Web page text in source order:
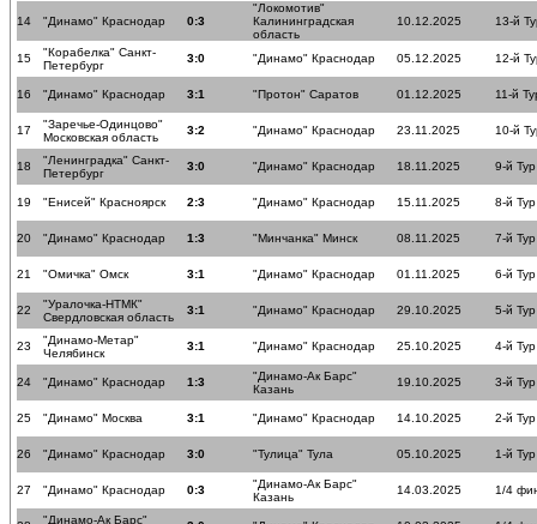
14 "Динамо" Краснодар 0:3
"Локомотив"
Калининградская
область
10.12.2025 13-й
15
"Корабелка" Санкт-
Петербург
3:0 "Динамо" Краснодар 05.12.2025 12-й
16 "Динамо" Краснодар 3:1 "Протон" Саратов 01.12.2025 11-й
17
"Заречье-Одинцово"
Московская область
3:2 "Динамо" Краснодар 23.11.2025 10-й
18
"Ленинградка" Санкт-
Петербург
3:0 "Динамо" Краснодар 18.11.2025 9-й Тур
19 "Енисей" Красноярск 2:3 "Динамо" Краснодар 15.11.2025 8-й Тур
20 "Динамо" Краснодар 1:3 "Минчанка" Минск 08.11.2025 7-й Тур
21 "Омичка" Омск 3:1 "Динамо" Краснодар 01.11.2025 6-й Тур
22
"Уралочка-НТМК"
Свердловская область
3:1 "Динамо" Краснодар 29.10.2025 5-й Тур
23
"Динамо-Метар"
Челябинск
3:1 "Динамо" Краснодар 25.10.2025 4-й Тур
24 "Динамо" Краснодар 1:3
"Динамо-Ак Барс"
Казань
19.10.2025 3-й Тур
25 "Динамо" Москва 3:1 "Динамо" Краснодар 14.10.2025 2-й Тур
26 "Динамо" Краснодар 3:0 "Тулица" Тула 05.10.2025 1-й Тур
27 "Динамо" Краснодар 0:3
"Динамо-Ак Барс"
Казань
14.03.2025 1/4
"Динамо-Ак Барс"